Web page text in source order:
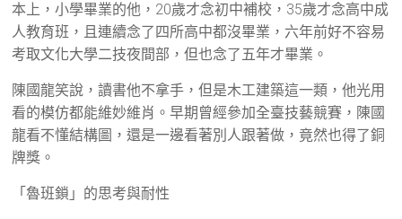
本上，小學畢業的他，20歲才念初中補校，35歲才念高中成
人教育班，且連續念了四所高中都沒畢業，六年前好不容易
考取文化大學二技夜間部，但也念了五年才畢業。
陳國龍笑說，讀書他不拿手，但是木工建築這一類，他光用
看的模仿都能維妙維肖。早期曾經參加全臺技藝競賽，陳國
龍看不懂結構圖，還是一邊看著別人跟著做，竟然也得了銅
牌獎。
「魯班鎖」的思考與耐性